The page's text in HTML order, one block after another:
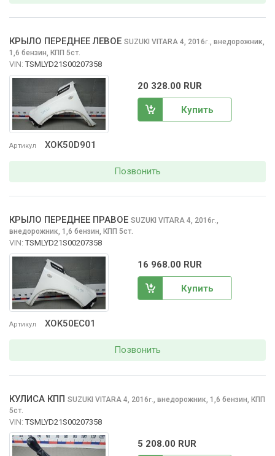
Артикул XOK50D901
КРЫЛО ПЕРЕДНЕЕ ЛЕВОЕ SUZUKI VITARA 4, 2016г., внедорожник,
1,6 бензин, КПП 5ст.
VIN: TSMLYD21S00207358
20 328.00 RUR
Купить
Позвонить
Артикул XOK50EC01
КРЫЛО ПЕРЕДНЕЕ ПРАВОЕ SUZUKI VITARA 4, 2016г.,
внедорожник, 1,6 бензин, КПП 5ст.
VIN: TSMLYD21S00207358
16 968.00 RUR
Купить
Позвонить
КУЛИСА КПП SUZUKI VITARA 4, 2016г.
внедорожник, 1,6 бензин, КПП
5ст.
VIN: TSMLYD21S00207358
5 208.00 RUR